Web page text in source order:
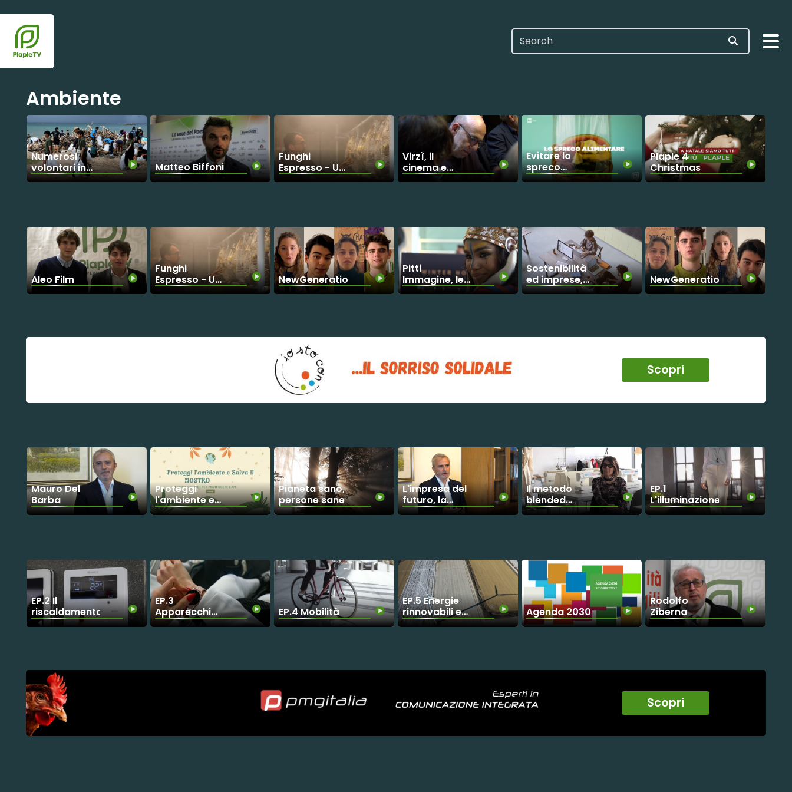
Ambiente
Numerosi
volontari in
azione contro
Matteo Biffoni
Funghi
Espresso - Un
esempio di
Virzì, il
cinema e
l'impegno per
Evitare lo
spreco
alimentare!
Plaple 4
Christmas
Aleo Film
Funghi
Espresso - Un
esempio di
NewGenerationP
Pitti
Immagine, le
aziende, la
Sostenibilità
ed imprese,
business oltre
NewGenerationP
Scopri
Mauro Del
Barba
Proteggi
l'ambiente e
Salva il
Pianeta sano,
persone sane
L'impresa del
futuro, la
sfida
Il metodo
blended
all'UniFi
EP.1
L'illuminazione
EP.2 Il
riscaldamento
EP.3
Apparecchi
elettrici
EP.4 Mobilità
EP.5 Energie
rinnovabili e
manutenzione
Agenda 2030
Rodolfo
Ziberna
Scopri